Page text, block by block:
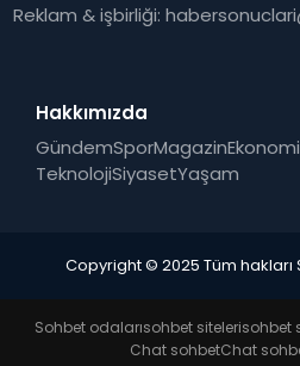
Reklam & işbirliği:
Hakkımızda
GündemSporMagazinEkonomi
TeknolojiSiyasetYaşam
Copyright © 2025 Tüm hakları
Sohbet odalarısohbet sitelerisohbet
Chat sohbetChat